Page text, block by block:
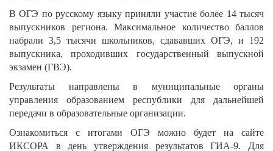
В ОГЭ по русскому языку приняли участие более 14 тысяч
выпускников региона. Максимальное количество баллов
набрали 3,5 тысячи школьников, сдававших ОГЭ, и 192
выпускника, проходивших государственный выпускной
экзамен (ГВЭ).
Результаты направлены в муниципальные органы
управления образованием республики для дальнейшей
передачи в образовательные организации.
Ознакомиться с итогами ОГЭ можно будет на сайте
ИКСОРА в день утверждения результатов ГИА-9. Для